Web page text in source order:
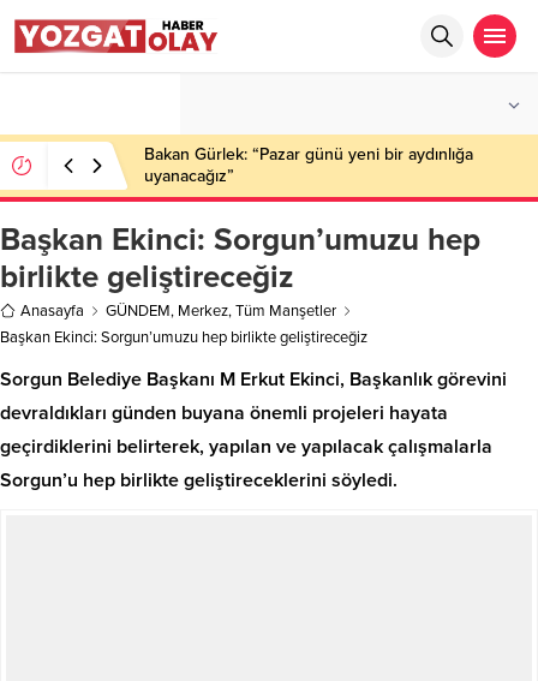
Bakan Gürlek: “Pazar günü yeni bir aydınlığa
uyanacağız”
Başkan Ekinci: Sorgun’umuzu hep
birlikte geliştireceğiz
Anasayfa GÜNDEM, Merkez,Tüm Manşetler
Başkan Ekinci: Sorgun’umuzu hep birlikte geliştireceğiz
Sorgun Belediye Başkanı M Erkut Ekinci, Başkanlık görevini
devraldıkları günden buyana önemli projeleri hayata
geçirdiklerini belirterek, yapılan ve yapılacak çalışmalarla
Sorgun’u hep birlikte geliştireceklerini söyledi.